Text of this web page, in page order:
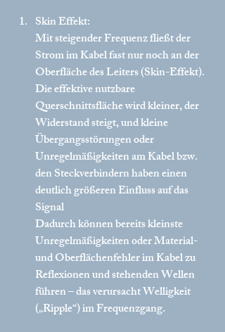
Skin Effekt:
Mit steigender Frequenz fließt der
Strom im Kabel fast nur noch an der
Oberfläche des Leiters (Skin-Effekt).
Die effektive nutzbare
Querschnittsfläche wird kleiner, der
Widerstand steigt, und kleine
Übergangsstörungen oder
Unregelmäßigkeiten am Kabel bzw.
den Steckverbindern haben einen
deutlich größeren Einfluss auf das
Signal
Dadurch können bereits kleinste
Unregelmäßigkeiten oder Material-
und Oberflächenfehler im Kabel zu
Reflexionen und stehenden Wellen
führen – das verursacht Welligkeit
(„Ripple“) im Frequenzgang.